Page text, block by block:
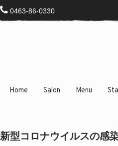
0463-86-0330
Home Salon Menu
新型コロナウイルスの感